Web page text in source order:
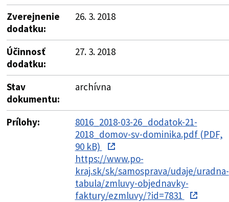
Zverejnenie
dodatku:
26. 3. 2018
Účinnosť
dodatku:
27. 3. 2018
Stav
dokumentu:
archívna
Prílohy:
8016_2018-03-26_dodatok-21-
2018_domov-sv-dominika.pdf (PDF,
90 kB)
https://www.po-
kraj.sk/sk/samosprava/udaje/uradna-
tabula/zmluvy-objednavky-
faktury/ezmluvy/?id=7831